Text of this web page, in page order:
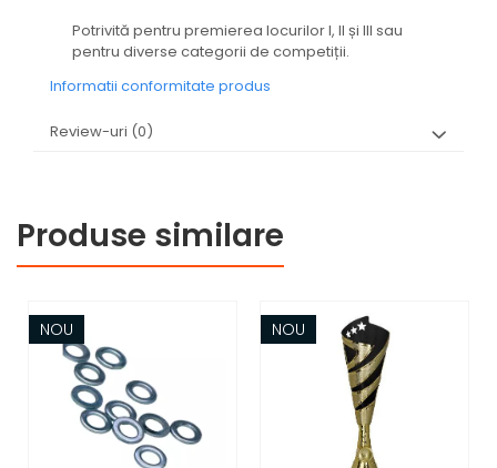
Potrivită pentru premierea locurilor I, II și III sau
pentru diverse categorii de competiții.
Informatii conformitate produs
Review-uri (0)
Produse similare
NOU NOU